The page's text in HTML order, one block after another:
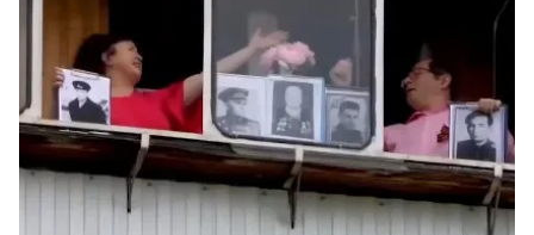
Y tế
Thế giới
Tin tức
Thế giới đó đây
Kinh tế